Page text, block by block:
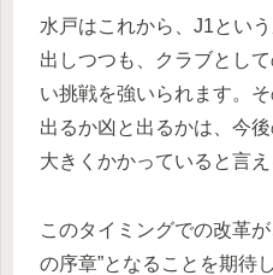
水戸はこれから、J1とい
出しつつも、クラブとし
い挑戦を強いられます。
出るか凶と出るかは、今
大きくかかっていると言え
このタイミングでの改革
の序章”となることを期待